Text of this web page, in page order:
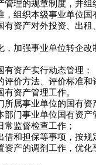
理的规章制度，并组
织本级事业单位国
产对外投资、出租
强事业单位转企改
资产实行动态管理；
方法、评价标准和
资产管理工作。
事业单位的国有资
事业单位国有资产
监督检查工作；
担保等事项，按规
的调剂工作，优化